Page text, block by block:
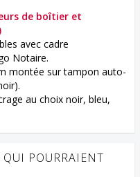
de boîtier et
avec cadre
Notaire.
montée sur tampon auto-
au choix noir, bleu,
POURRAIENT